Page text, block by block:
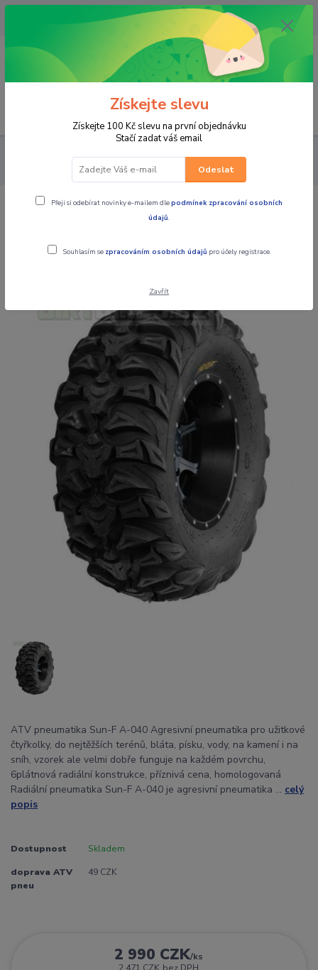
OPAVA 733537099/HLUČÍN
734541648/OLOMOUC 734593593
0,00 CZK
PRO STROJE PNEU A DISKY NA ČTYŘKOLKY
PNEU NA
pneu na čtyřkolku SUNF A-040 6PL, 25x10-12
pneu na čtyřkolku SUNF A-040 6PL,
ATV pneumatika Sun-F A-040 Agresivní pneumatika pro užitkové
čtyřkolky, do nejtěžších terénů, bláta, písku, vody, na kamení i na
sníh, vzorek ale velmi dobře funguje na každém povrchu,
6plátnová radiální konstrukce, příznivá cena, homologovaná
Radiální pneumatika Sun-F A-040 je agresivní pneumatika ... celý
popis
Dostupnost Skladem
doprava ATV
pneu
49 CZK
2 990 CZK/ks
Získejte slevu
Získejte 100 Kč slevu na první objednávku
Stačí zadat váš email
Odeslat
Přeji si odebírat novinky e-mailem dlepodmínek zpracování osobních
údajů.
Souhlasím se zpracováním osobních údajů pro účely registrace.
Zavřít